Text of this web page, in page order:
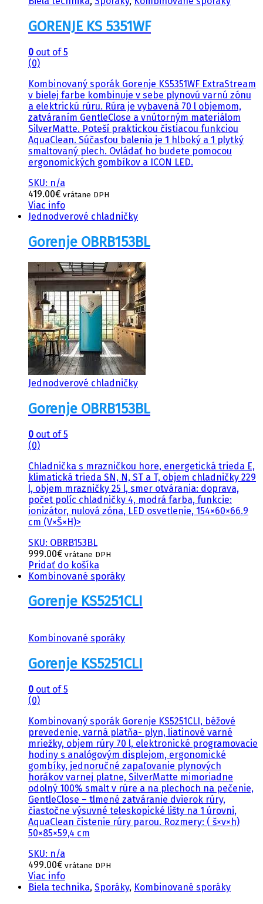
GORENJE KS 5351WF
0 out of 5
(0)
Kombinovaný sporák Gorenje KS5351WF ExtraStream
v bielej farbe kombinuje v sebe plynovú varnú zónu
a elektrickú rúru. Rúra je vybavená 70 l objemom,
zatváraním GentleClose a vnútorným materiálom
SilverMatte. Poteší praktickou čistiacou funkciou
AquaClean. Súčasťou balenia je 1 hlboký a 1 plytký
smaltovaný plech. Ovládať ho budete pomocou
ergonomických gombíkov a ICON LED.
SKU: n/a
419.00€ vrátane DPH
Viac info
Jednodverové chladničky
Gorenje OBRB153BL
Jednodverové chladničky
Gorenje OBRB153BL
0 out of 5
(0)
Chladnička s mrazničkou hore, energetická trieda E,
klimatická trieda SN, N, ST a T, objem chladničky 229
l, objem mrazničky 25 l, smer otvárania: doprava,
počet políc chladničky 4, modrá farba, funkcie:
ionizátor, nulová zóna, LED osvetlenie, 154×60×66.9
cm (V×Š×H)>
SKU: OBRB153BL
999.00€ vrátane DPH
Pridať do košíka
Kombinované sporáky
Gorenje KS5251CLI
Kombinované sporáky
Gorenje KS5251CLI
0 out of 5
(0)
Kombinovaný sporák Gorenje KS5251CLI, béžové
prevedenie, varná platňa- plyn, liatinové varné
mriežky, objem rúry 70 l, elektronické programovacie
hodiny s analógovým displejom, ergonomické
gombíky, jednoručné zapaľovanie plynových
horákov varnej platne, SilverMatte mimoriadne
odolný 100% smalt v rúre a na plechoch na pečenie,
GentleClose – tlmené zatváranie dvierok rúry,
čiastočne výsuvné teleskopické lišty na 1 úrovni,
AquaClean čistenie rúry parou. Rozmery: ( š×v×h)
50×85×59,4 cm
SKU: n/a
499.00€ vrátane DPH
Viac info
Biela technika, Sporáky, Kombinované sporáky